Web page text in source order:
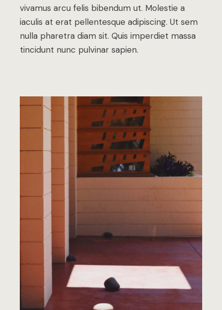
vivamus arcu felis bibendum ut. Molestie a
iaculis at erat pellentesque adipiscing. Ut sem
nulla pharetra diam sit. Quis imperdiet massa
tincidunt nunc pulvinar sapien.